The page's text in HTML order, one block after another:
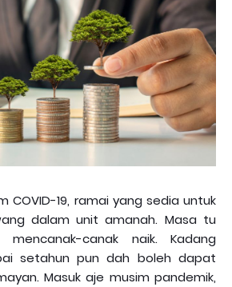
COVID-19, ramai yang sedia untuk
dalam unit amanah. Masa tu
canak naik. Kadang
setahun pun dah boleh dapat
Masuk aje musim pandemik,